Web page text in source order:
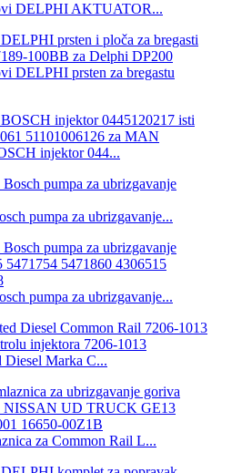
DELPHI AKTUATOR...
DELPHI prsten za bregastu
injektor 044...
pumpa za ubrizgavanje...
pumpa za ubrizgavanje...
Diesel Marka C...
za Common Rail L...